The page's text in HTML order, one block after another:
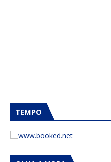
TEMPO